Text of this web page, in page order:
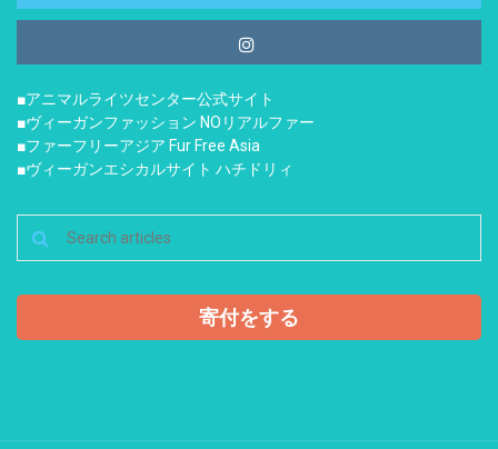
■アニマルライツセンター公式サイト
■ヴィーガンファッション NOリアルファー
■ファーフリーアジア Fur Free Asia
■ヴィーガンエシカルサイト ハチドリィ
寄付をする